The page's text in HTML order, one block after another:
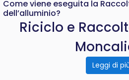
Come viene eseguita la
dell’alluminio?
Riciclo e
Leggi di